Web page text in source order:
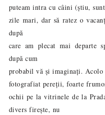
puteam intra cu câini (știu,
zile mari, dar să ratez o
după
care am plecat mai departe
după cum
probabil vă și imaginați.
fotografiat pereții, foarte
ochii pe la vitrinele de la
divers firește, nu